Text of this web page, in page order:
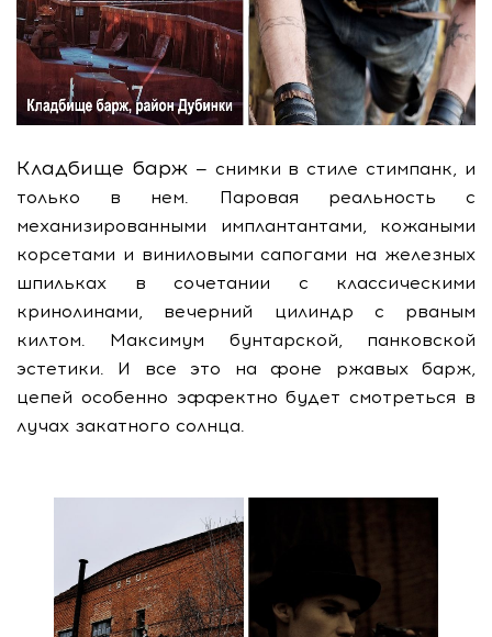
Кладбище барж— снимки в стиле стимпанк, и
только в нем. Паровая реальность с
механизированными имплантантами, кожаными
корсетами и виниловыми сапогами на железных
шпильках в сочетании с классическими
кринолинами, вечерний цилиндр с рваным
килтом. Максимум бунтарской, панковской
эстетики. И все это на фоне ржавых барж,
цепей особенно эффектно будет смотреться в
лучах закатного солнца.